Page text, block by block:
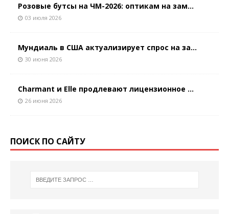
Розовые бутсы на ЧМ-2026: оптикам на зам...
03 июля 2026
Мундиаль в США актуализирует спрос на за...
30 июня 2026
Charmant и Elle продлевают лицензионное ...
26 июня 2026
ПОИСК ПО САЙТУ